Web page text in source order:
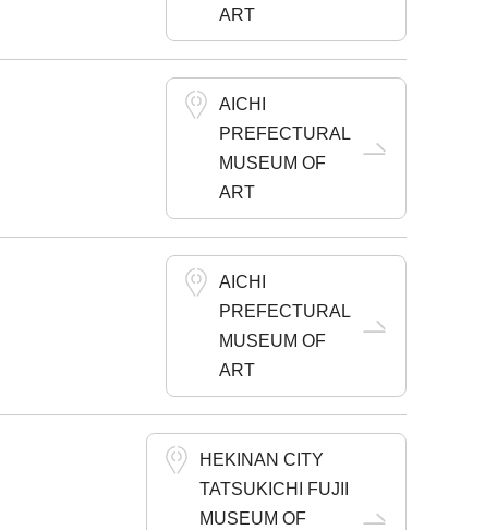
ART
AICHI
PREFECTURAL
MUSEUM OF
ART
AICHI
PREFECTURAL
MUSEUM OF
ART
HEKINAN CITY
TATSUKICHI FUJII
MUSEUM OF